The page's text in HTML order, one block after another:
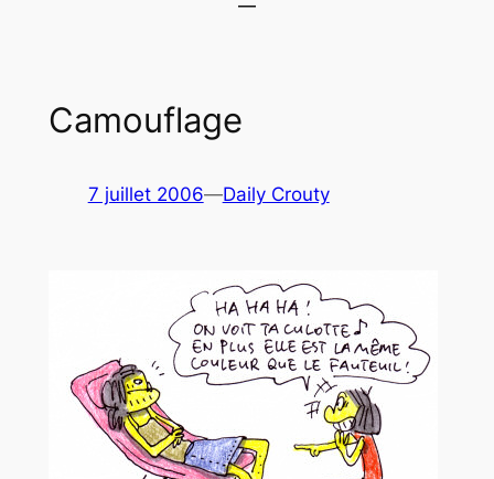
Camouflage
7 juillet 2006—Daily Crouty